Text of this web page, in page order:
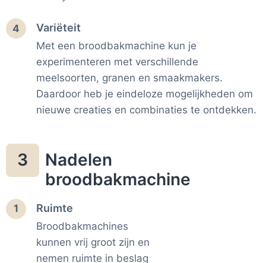
4 Variëteit
Met een broodbakmachine kun je
experimenteren met verschillende
meelsoorten, granen en smaakmakers.
Daardoor heb je eindeloze mogelijkheden om
nieuwe creaties en combinaties te ontdekken.
3
Nadelen
broodbakmachine
1 Ruimte
Broodbakmachines
kunnen vrij groot zijn en
nemen ruimte in beslag